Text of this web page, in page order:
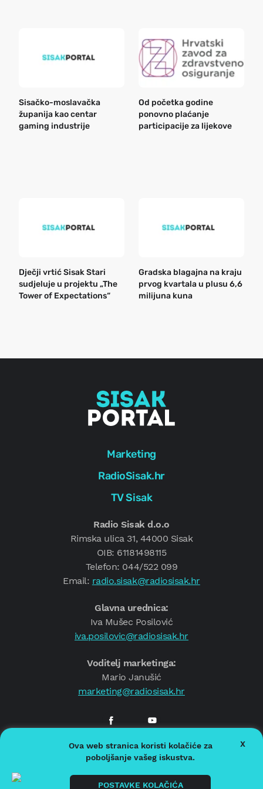
Sisačko-moslavačka
županija kao centar
gaming industrije
Od početka godine
ponovno plaćanje
participacije za lijekove
Dječji vrtić Sisak Stari
sudjeluje u projektu „The
Tower of Expectations“
Gradska blagajna na kraju
prvog kvartala u plusu 6,6
milijuna kuna
Marketing
RadioSisak.hr
TV Sisak
Radio Sisak d.o.o
Rimska ulica 31, 44000 Sisak
OIB: 61181498115
Telefon: 044/522 099
Email: radio.sisak@radiosisak.hr
Glavna urednica:
Iva Mušec Posilović
iva.posilovic@radiosisak.hr
Voditelj marketinga:
Mario Janušić
marketing@radiosisak.hr
© 2026.Radio Sisak
Politika privatnosti
Politika kolačića
Ova web stranica koristi kolačiće za
poboljšanje vašeg iskustva.
POSTAVKE KOLAČIĆA
X